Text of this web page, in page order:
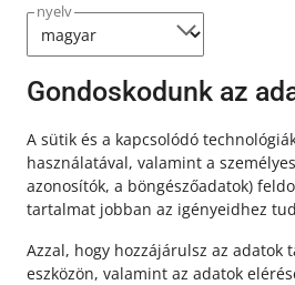
nyelv
Gondoskodunk az
A sütik és a kapcsolódó
használatával, valamint a
azonosítók, a böngészőadatok)
tartalmat jobban az igényeidhez
Azzal, hogy hozzájárulsz az adatok
eszközön, valamint az adatok